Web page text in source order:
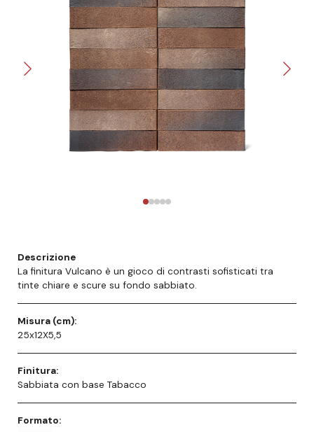
Descrizione
La finitura Vulcano è un gioco di contrasti sofisticati tra
tinte chiare e scure su fondo sabbiato.
Misura (cm):
25x12X5,5
Finitura:
Sabbiata con base Tabacco
Formato: